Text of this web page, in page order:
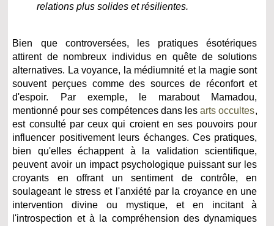
relations plus solides et résilientes.
Bien que controversées, les pratiques ésotériques
attirent de nombreux individus en quête de solutions
alternatives. La voyance, la médiumnité et la magie sont
souvent perçues comme des sources de réconfort et
d'espoir. Par exemple, le marabout Mamadou,
mentionné pour ses compétences dans lesarts occultes,
est consulté par ceux qui croient en ses pouvoirs pour
influencer positivement leurs échanges. Ces pratiques,
bien qu'elles échappent à la validation scientifique,
peuvent avoir un impact psychologique puissant sur les
croyants en offrant un sentiment de contrôle, en
soulageant le stress et l'anxiété par la croyance en une
intervention divine ou mystique, et en incitant à
l'introspection et à la compréhension des dynamiques